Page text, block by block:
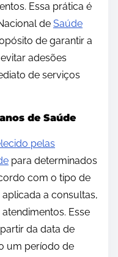
Essa prática é
de Saúde
de garantir a
adesões
de serviços
de Saúde
pelas
para determinados
com o tipo de
a consultas,
Esse
da data de
um período de